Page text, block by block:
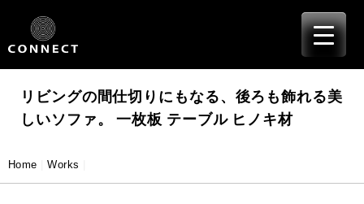
content
リビングの間仕切りにもなる、後ろも飾れる美
しいソファ。 一枚板 テーブル ヒノキ材
Home |Works